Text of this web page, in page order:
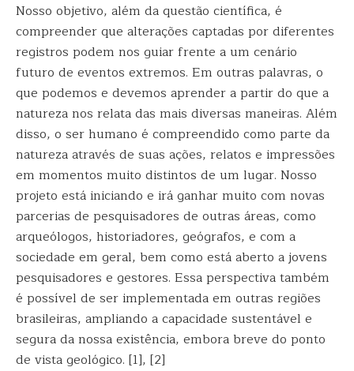
Nosso objetivo, além da questão científica, é
compreender que alterações captadas por diferentes
registros podem nos guiar frente a um cenário
futuro de eventos extremos. Em outras palavras, o
que podemos e devemos aprender a partir do que a
natureza nos relata das mais diversas maneiras. Além
disso, o ser humano é compreendido como parte da
natureza através de suas ações, relatos e impressões
em momentos muito distintos de um lugar. Nosso
projeto está iniciando e irá ganhar muito com novas
parcerias de pesquisadores de outras áreas, como
arqueólogos, historiadores, geógrafos, e com a
sociedade em geral, bem como está aberto a jovens
pesquisadores e gestores. Essa perspectiva também
é possível de ser implementada em outras regiões
brasileiras, ampliando a capacidade sustentável e
segura da nossa existência, embora breve do ponto
de vista geológico. [1], [2]